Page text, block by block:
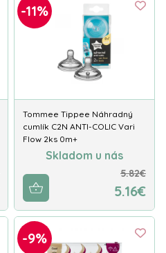
-11%
Tommee Tippee Náhradný
cumlík C2N ANTI-COLIC Vari
Flow 2ks 0m+
Skladom u nás
5.82€
5.16€
-9%